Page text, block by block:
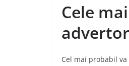
Cele
Cel mai probabil